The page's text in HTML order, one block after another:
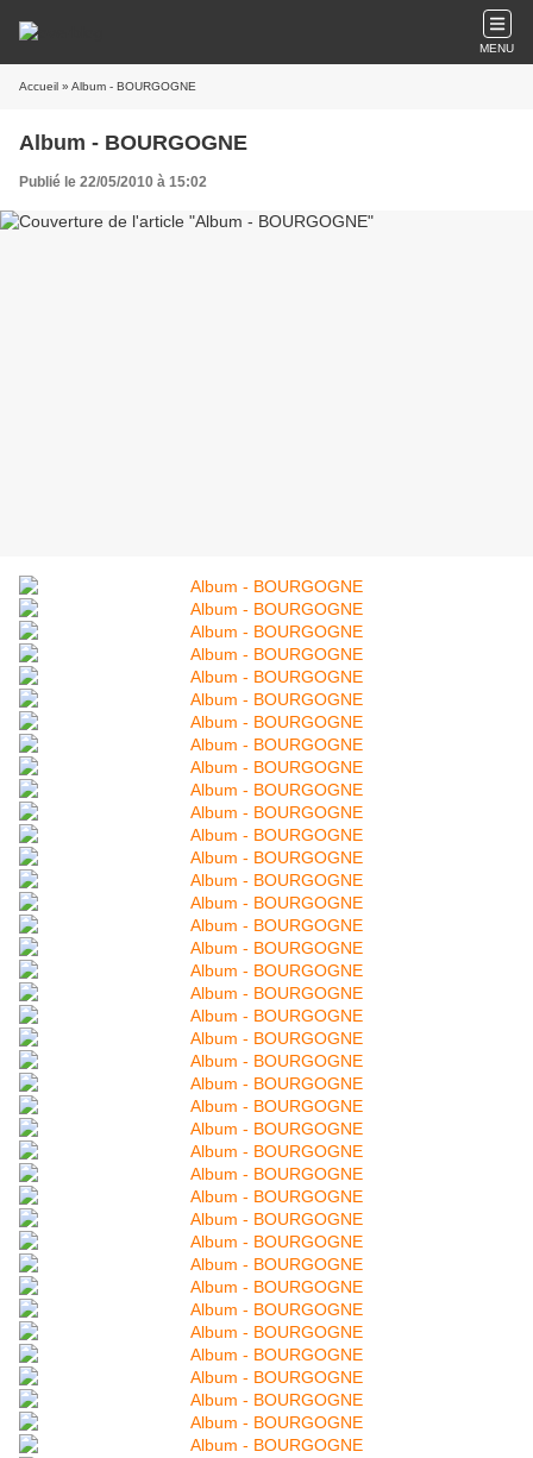
MENU
Accueil » Album - BOURGOGNE
Album - BOURGOGNE
Publié le 22/05/2010 à 15:02